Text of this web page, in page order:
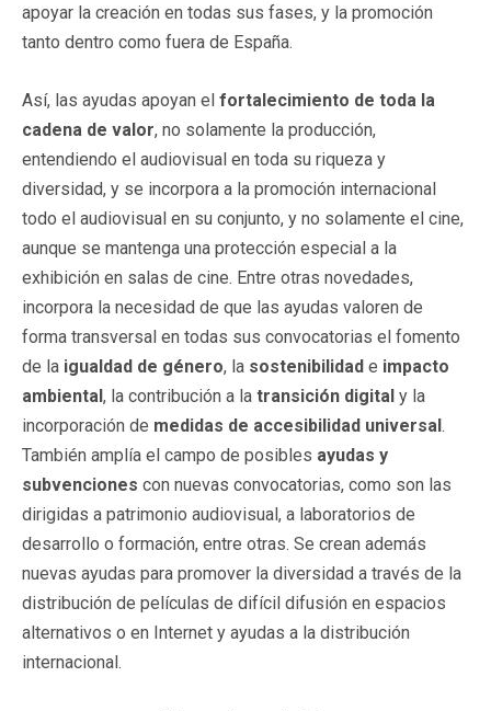
apoyar la creación en todas sus fases, y la promoción
tanto dentro como fuera de España.
Así, las ayudas apoyan el fortalecimiento de toda la
cadena de valor, no solamente la producción,
entendiendo el audiovisual en toda su riqueza y
diversidad, y se incorpora a la promoción internacional
todo el audiovisual en su conjunto, y no solamente el cine,
aunque se mantenga una protección especial a la
exhibición en salas de cine. Entre otras novedades,
incorpora la necesidad de que las ayudas valoren de
forma transversal en todas sus convocatorias el fomento
de la igualdad de género, la sostenibilidad e impacto
ambiental, la contribución a la transición digital y la
incorporación de medidas de accesibilidad universal.
También amplía el campo de posibles ayudas y
subvenciones con nuevas convocatorias, como son las
dirigidas a patrimonio audiovisual, a laboratorios de
desarrollo o formación, entre otras. Se crean además
nuevas ayudas para promover la diversidad a través de la
distribución de películas de difícil difusión en espacios
alternativos o en Internet y ayudas a la distribución
internacional.